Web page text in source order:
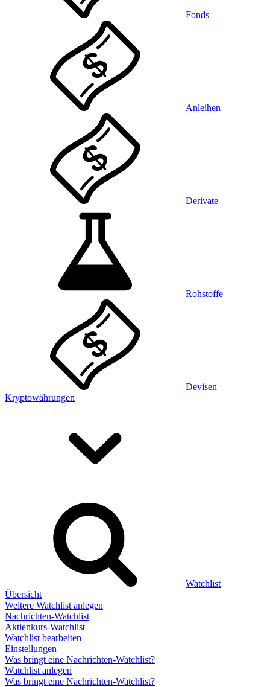
Fonds
Anleihen
Derivate
Rohstoffe
Devisen
Kryptowährungen
Watchlist
Übersicht
Weitere Watchlist anlegen
Nachrichten-Watchlist
Aktienkurs-Watchlist
Watchlist bearbeiten
Einstellungen
Was bringt eine Nachrichten-Watchlist?
Watchlist anlegen
Was bringt eine Nachrichten-Watchlist?